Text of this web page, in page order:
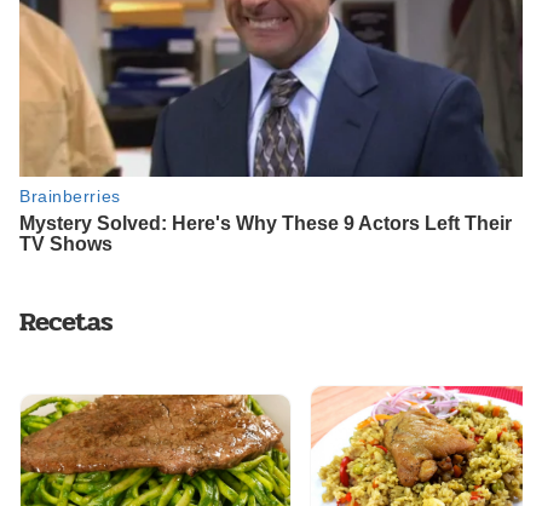
Recetas